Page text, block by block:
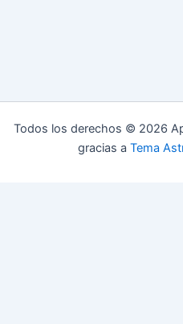
Todos los derechos © 2026
gracias a Tema